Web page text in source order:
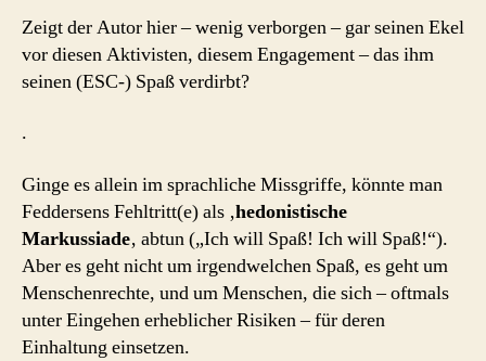
Zeigt der Autor hier – wenig verborgen – gar seinen Ekel
vor diesen Aktivisten, diesem Engagement – das ihm
seinen (ESC-) Spaß verdirbt?
.
Ginge es allein im sprachliche Missgriffe, könnte man
Feddersens Fehltritt(e) als ‚hedonistische
Markussiade‚ abtun („Ich will Spaß! Ich will Spaß!“).
Aber es geht nicht um irgendwelchen Spaß, es geht um
Menschenrechte, und um Menschen, die sich – oftmals
unter Eingehen erheblicher Risiken – für deren
Einhaltung einsetzen.